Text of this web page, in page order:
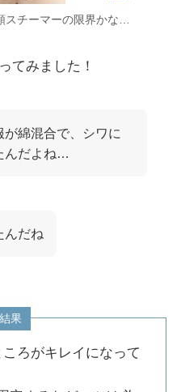
スチーマーの限界かな…
てみました！
が綿混合で、シワに
んだよね…
んだね
果
ろがキレイになって